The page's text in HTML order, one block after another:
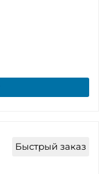
Быстрый заказ